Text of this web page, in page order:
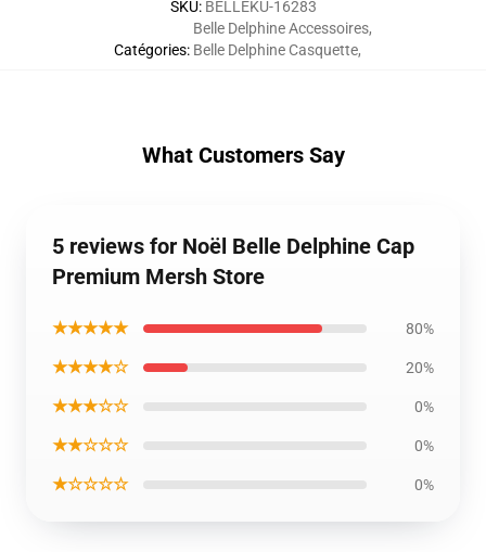
SKU: BELLEKU-16283
Catégories:
Belle Delphine Accessoires,
Belle Delphine Casquette,
What Customers Say
5 reviews for Noël Belle Delphine Cap
Premium Mersh Store
★★★★★ 80%
★★★★☆ 20%
★★★☆☆ 0%
★★☆☆☆ 0%
★☆☆☆☆ 0%